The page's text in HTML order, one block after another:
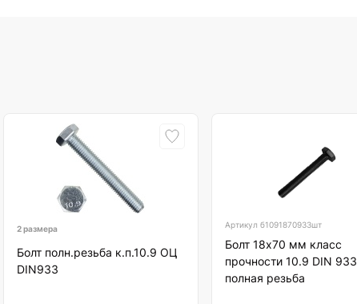
2 размера
Болт полн.резьба к.п.10.9 ОЦ
DIN933
Артикул б1091870933шт
Болт 18х70 мм класс
прочности 10.9 DIN 933
полная резьба